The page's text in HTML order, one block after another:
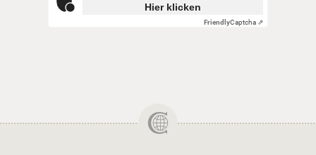
Hier klicken
FriendlyCaptcha ⇗